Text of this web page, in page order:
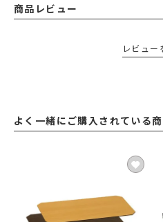
商品レビュー
レビュー
よく一緒にご購入されている